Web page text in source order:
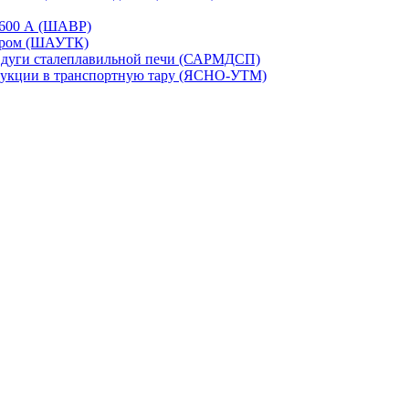
1600 А (ШАВР)
(ШАУТК)
дуги сталеплавильной печи (САРМДСП)
в транспортную тару (ЯСНО-УТМ)